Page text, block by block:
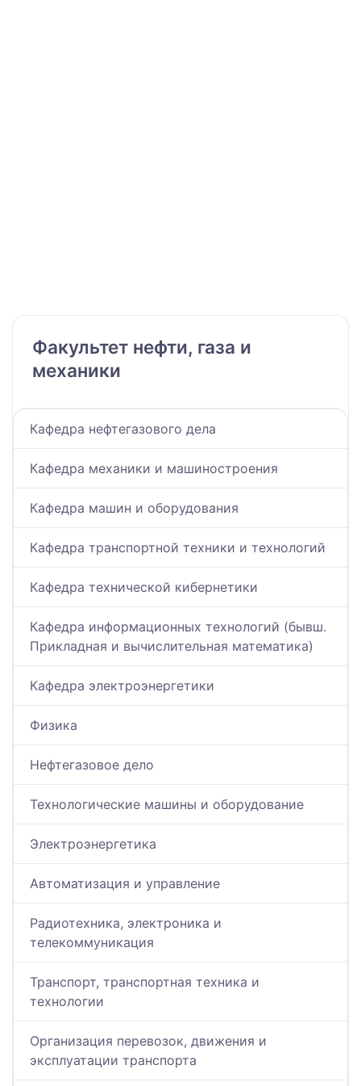
Факультет нефти, газа и
механики
Кафедра нефтегазового дела
Кафедра механики и машиностроения
Кафедра машин и оборудования
Кафедра транспортной техники и технологий
Кафедра технической кибернетики
Кафедра информационных технологий (бывш.
Прикладная и вычислительная математика)
Кафедра электроэнергетики
Физика
Нефтегазовое дело
Технологические машины и оборудование
Электроэнергетика
Автоматизация и управление
Радиотехника, электроника и
телекоммуникация
Транспорт, транспортная техника и
технологии
Организация перевозок, движения и
эксплуатации транспорта